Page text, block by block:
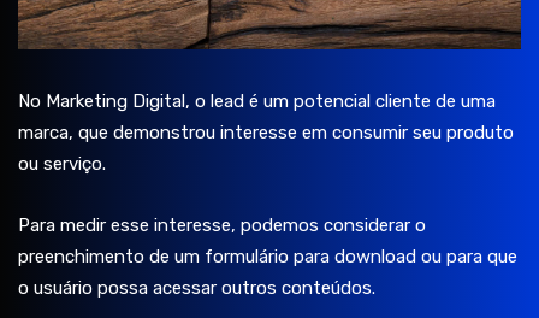
No Marketing Digital, o lead é um potencial cliente de uma
marca, que demonstrou interesse em consumir seu produto
ou serviço.
Para medir esse interesse, podemos considerar o
preenchimento de um formulário para download ou para que
o usuário possa acessar outros conteúdos.